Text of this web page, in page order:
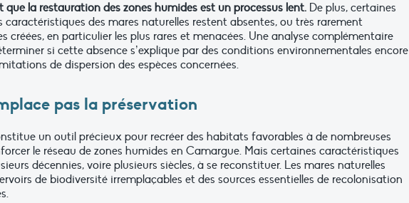
la restauration des zones humides est un processus lent. De plus, certaines
des mares naturelles restent absentes, ou très rarement
créées, en particulier les plus rares et menacées. Une analyse complémentaire
si cette absence s’explique par des conditions environnementales encore
de dispersion des espèces concernées.
pas la préservation
un outil précieux pour recréer des habitats favorables à de nombreuses
le réseau de zones humides en Camargue. Mais certaines caractéristiques
décennies, voire plusieurs siècles, à se reconstituer. Les mares naturelles
de biodiversité irremplaçables et des sources essentielles de recolonisation